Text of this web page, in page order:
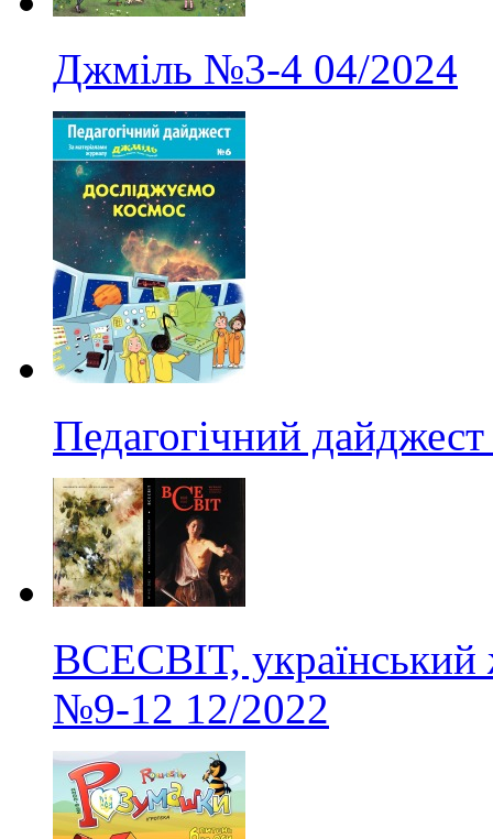
Джміль №3-4 04/2024
Педагогічний дайджест
ВСЕСВІТ, український
№9-12 12/2022